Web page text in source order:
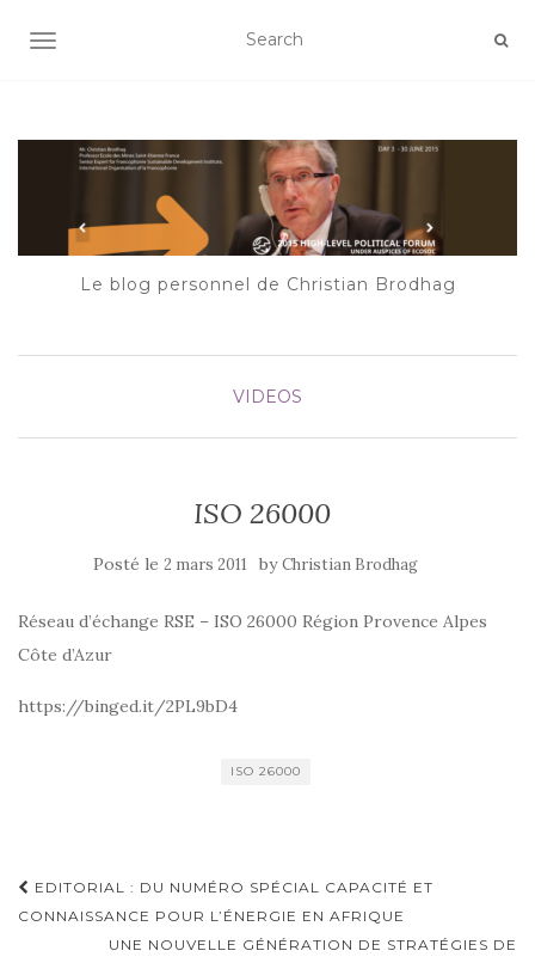
AFFICHER/MASQUER LA NAVIGATION
Le blog personnel de Christian Brodhag
VIDEOS
ISO 26000
Posté le 2 mars 2011 byChristian Brodhag
Réseau d’échange RSE – ISO 26000 Région Provence Alpes
Côte d’Azur
https://binged.it/2PL9bD4
ISO 26000
Navigation
d'article
EDITORIAL : DU NUMÉRO SPÉCIAL CAPACITÉ ET
CONNAISSANCE POUR L’ÉNERGIE EN AFRIQUE
UNE NOUVELLE GÉNÉRATION DE STRATÉGIES DE